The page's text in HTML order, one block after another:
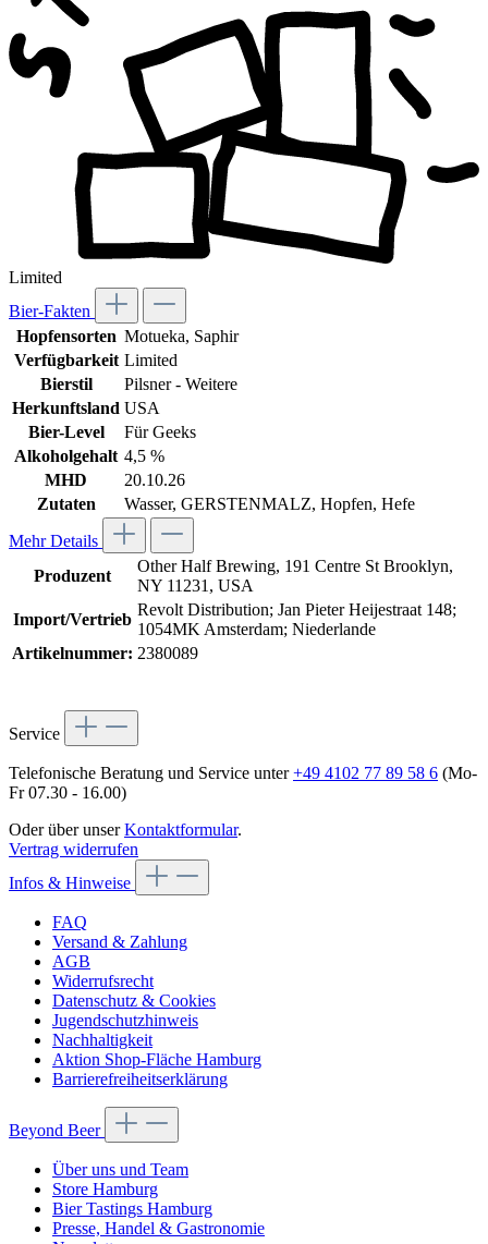
Limited
Bier-Fakten
Hopfensorten Motueka, Saphir
Verfügbarkeit Limited
Bierstil
Pilsner - Weitere
Herkunftsland USA
Bier-Level
Für Geeks
Alkoholgehalt 4,5 %
MHD
20.10.26
Zutaten
Wasser, GERSTENMALZ, Hopfen, Hefe
Mehr Details
Produzent
Other Half Brewing, 191 Centre St Brooklyn,
NY 11231, USA
Import/Vertrieb
Revolt Distribution; Jan Pieter Heijestraat 148;
1054MK Amsterdam; Niederlande
Artikelnummer: 2380089
Service
Telefonische Beratung und Service unter+49 4102 77 89 58 6 (Mo-
Fr 07.30 - 16.00)
Oder über unserKontaktformular.
Vertrag widerrufen
Infos & Hinweise
FAQ
Versand & Zahlung
AGB
Widerrufsrecht
Datenschutz & Cookies
Jugendschutzhinweis
Nachhaltigkeit
Aktion Shop-Fläche Hamburg
Barrierefreiheitserklärung
Beyond Beer
Über uns und Team
Store Hamburg
Bier Tastings Hamburg
Presse, Handel & Gastronomie